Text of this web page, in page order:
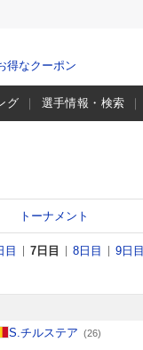
得なクーポン
グ 選手情報・検索
トーナメント
目 7日目 8日目 9日目
S.チルステア (26)